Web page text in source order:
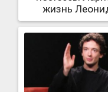
жизнь